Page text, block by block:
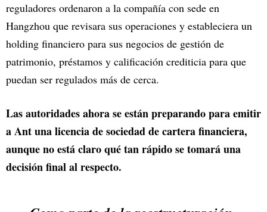
reguladores ordenaron a la compañía con sede en
Hangzhou que revisara sus operaciones y estableciera un
holding financiero para sus negocios de gestión de
patrimonio, préstamos y calificación crediticia para que
puedan ser regulados más de cerca.
Las autoridades ahora se están preparando para emitir
a Ant una licencia de sociedad de cartera financiera,
aunque no está claro qué tan rápido se tomará una
decisión final al respecto.